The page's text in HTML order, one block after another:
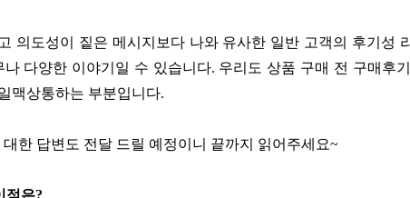
의도성이 짙은 메시지보다 나와 유사한 일반 고객의 후기성
다양한 이야기일 수 있습니다. 우리도 상품 구매 전 구매후
맥상통하는 부분입니다.
한 답변도 전달 드릴 예정이니 끝까지 읽어주세요~
점은?